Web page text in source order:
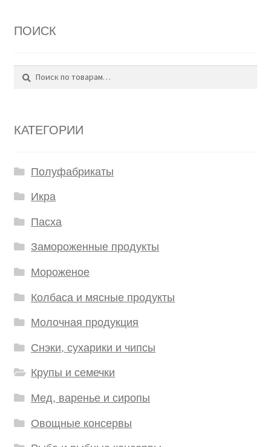
ПОИСК
Поиск
КАТЕГОРИИ
Полуфабрикаты
Икра
Пасха
Замороженные продукты
Мороженое
Колбаса и мясные продукты
Молочная продукция
Снэки, сухарики и чипсы
Крупы и семечки
Мед, варенье и сиропы
Овощные консервы